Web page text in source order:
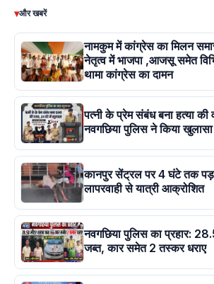
▾और खबरें
नामकुम में कांग्रेस का मिलन
नेतृत्व में भाजपा ,आजसू समेत
थामा कांग्रेस का दामन
पत्नी के प्रेम संबंध बना हत्या
नवगछिया पुलिस ने किया खुलासा
कानपुर सेंट्रल पर 4 घंटे तक
लापरवाही से यात्री आक्रोशित
नवगछिया पुलिस का प्रहार:
जब्त, कार समेत 2 तस्कर धराए